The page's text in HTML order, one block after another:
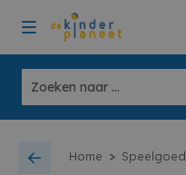
Home > Speelgoed